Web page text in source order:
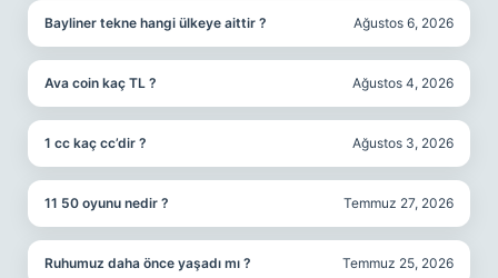
Bayliner tekne hangi ülkeye aittir ? Ağustos 6, 2026
Ava coin kaç TL ? Ağustos 4, 2026
1 cc kaç cc’dir ? Ağustos 3, 2026
11 50 oyunu nedir ? Temmuz 27, 2026
Ruhumuz daha önce yaşadı mı ? Temmuz 25, 2026